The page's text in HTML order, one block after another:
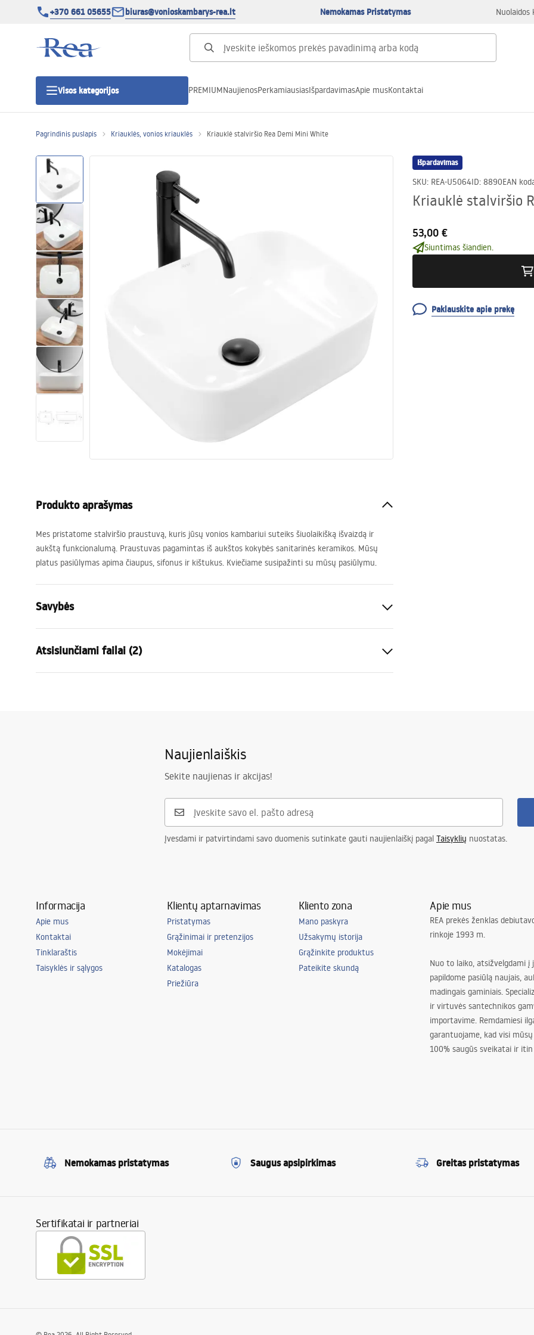
+370 661 05655 biuras@vonioskambarys-rea.lt Nemokamas Pristatymas Nuolaidos
Visos kategorijos
Dušo durys
Linijiniai dušo kanalai
Tualetai
Praustuvas
Vonios ir ekranai
Vonios maišytuvai
Vonios dušai
PREMIUMNaujienosPerkamiausiasIšpardavimasApie musKontaktai
Pagrindinis puslapis Kriauklės, vonios kriauklės Kriauklė stalviršio Rea Demi Mini White
Išpardavimas
SKU: REA-U5064ID: 8890EAN
Kriauklė stalviršio
53,00 €
Siuntimas šiandien.
Paklauskite apie prekę
Produkto aprašymas
Mes pristatome stalviršio praustuvą, kuris jūsų vonios kambariui suteiks šiuolaikišką išvaizdą ir
aukštą funkcionalumą. Praustuvas pagamintas iš aukštos kokybės sanitarinės keramikos. Mūsų
platus pasiūlymas apima čiaupus, sifonus ir kištukus. Kviečiame susipažinti su mūsų pasiūlymu.
Savybės
Medžiaga
Spalva
Balta
140mm
110
mm
Ne
Ne
Atsisiunčiami failai (2)
Naujienlaiškis
Sekite naujienas ir akcijas!
Įvesdami ir patvirtindami savo duomenis sutinkate gauti naujienlaiškį pagal Taisyklių nuostatas.
Informacija
Apie mus
Kontaktai
Tinklaraštis
Taisyklės ir sąlygos
Klientų aptarnavimas
Pristatymas
Grąžinimai ir pretenzijos
Mokėjimai
Katalogas
Priežiūra
Kliento zona
Mano paskyra
Užsakymų istorija
Grąžinkite produktus
Pateikite skundą
Apie mus
REA prekės ženklas
rinkoje 1993 m.
Nuo to laiko, atsižvelgdami į
papildome pasiūlą naujais,
madingais gaminiais.
ir virtuvės santechnikos
importavime. Remdamiesi
garantuojame, kad visi
100% saugūs sveikatai ir
Nemokamas pristatymas Saugus apsipirkimas Greitas pristatymas
Sertifikatai ir partneriai